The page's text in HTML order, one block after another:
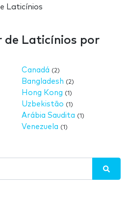
Laticínios
de Laticínios por
Canadá (2)
Bangladesh (2)
Hong Kong (1)
Uzbekistão (1)
Arábia Saudita (1)
Venezuela (1)